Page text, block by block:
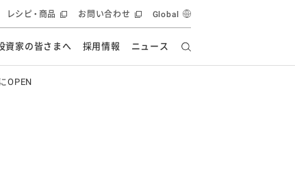
ーツ ソリューション
教室
（見学施設）
効活用・循環
資家の皆さまへ 採用情報 ニュース
レシピ・商品 お問い合わせ Global
OPEN